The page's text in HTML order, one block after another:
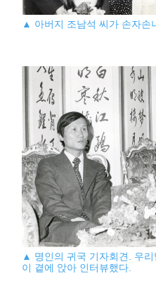
▲ 아버지 조남석 씨가 손자손
▲ 명인의 귀국 기자회견. 우
이 곁에 앉아 인터뷰했다.